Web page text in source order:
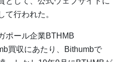
て行われた。
ポール企業BTHMB
買収にあたり、Bithumbで